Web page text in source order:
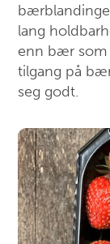
lang
enn bær som
tilgang på
seg godt.